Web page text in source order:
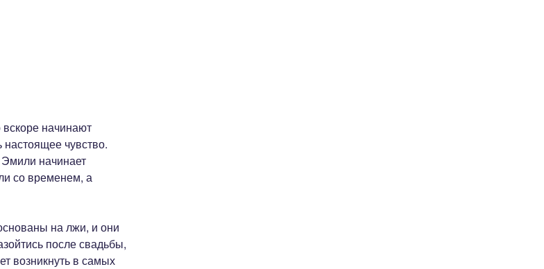
начинают
настоящее чувство.
начинает
со временем, а
на лжи, и они
после свадьбы,
возникнуть в самых